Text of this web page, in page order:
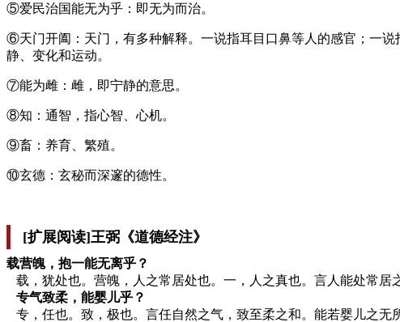
⑤爱民治国能无为乎：即无为而治。
⑥天门开阖：天门，有多种解释。一说指耳目口鼻等人的感官；一
静、变化和运动。
⑦能为雌：雌，即宁静的意思。
⑧知：通智，指心智、心机。
⑨畜：养育、繁殖。
⑩玄德：玄秘而深邃的德性。
[扩展阅读]王弼《道德经注》
载营魄，抱一能无离乎？
载，犹处也。营魄，人之常居处也。一，人之真也。言人能处常居
专气致柔，能婴儿乎？
专，任也。致，极也。言任自然之气，致至柔之和。能若婴儿之无